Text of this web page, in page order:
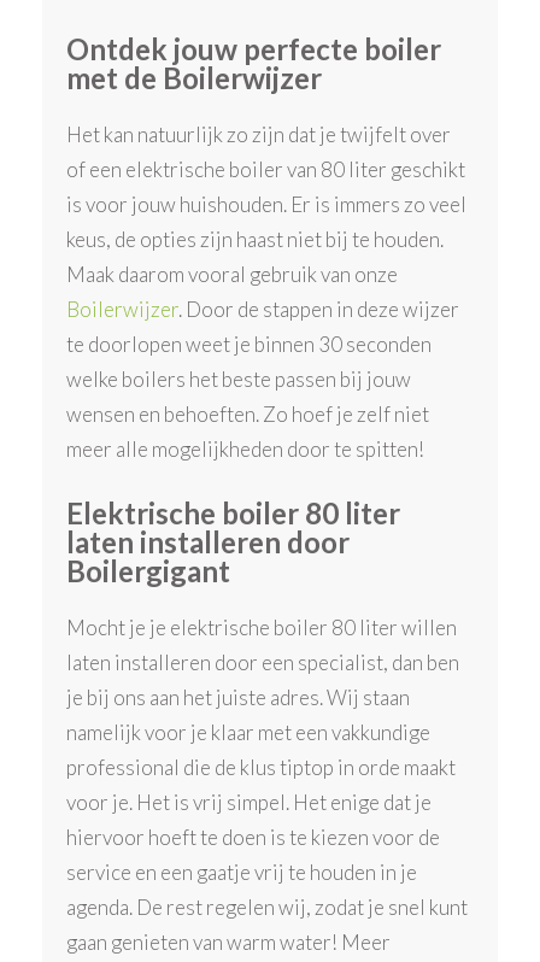
Ontdek jouw perfecte boiler
met de Boilerwijzer
Het kan natuurlijk zo zijn dat je twijfelt over
of een elektrische boiler van 80 liter geschikt
is voor jouw huishouden. Er is immers zo veel
keus, de opties zijn haast niet bij te houden.
Maak daarom vooral gebruik van onze
Boilerwijzer. Door de stappen in deze wijzer
te doorlopen weet je binnen 30 seconden
welke boilers het beste passen bij jouw
wensen en behoeften. Zo hoef je zelf niet
meer alle mogelijkheden door te spitten!
Elektrische boiler 80 liter
laten installeren door
Boilergigant
Mocht je je elektrische boiler 80 liter willen
laten installeren door een specialist, dan ben
je bij ons aan het juiste adres. Wij staan
namelijk voor je klaar met een vakkundige
professional die de klus tiptop in orde maakt
voor je. Het is vrij simpel. Het enige dat je
hiervoor hoeft te doen is te kiezen voor de
service en een gaatje vrij te houden in je
agenda. De rest regelen wij, zodat je snel kunt
gaan genieten van warm water! Meer